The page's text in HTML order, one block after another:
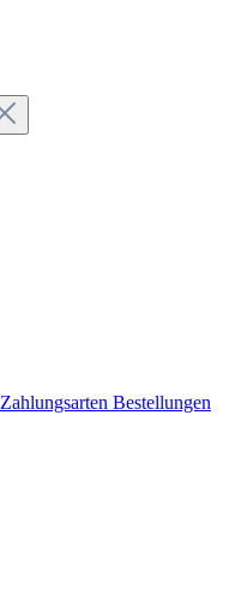
Zahlungsarten Bestellungen